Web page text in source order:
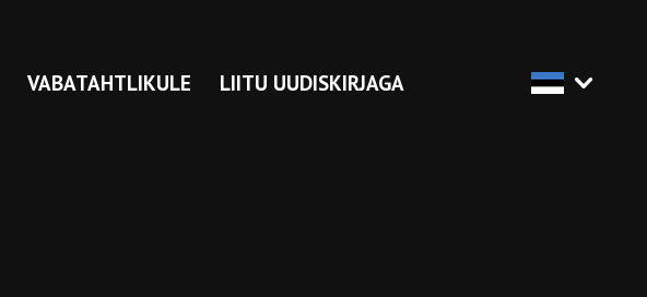
VABATAHTLIKULE LIITU UUDISKIRJAGA